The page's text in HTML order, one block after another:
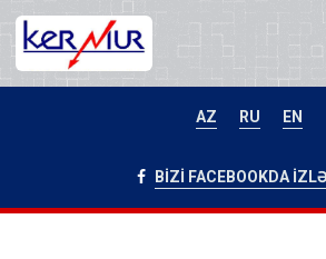
AZ RU EN
BİZİ FACEBOOKDA